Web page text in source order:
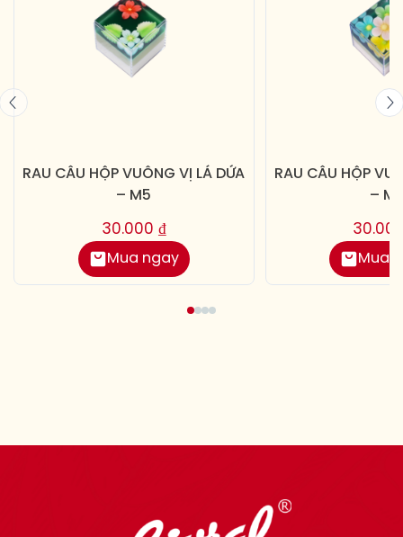
RAU CÂU HỘP VUÔNG VỊ LÁ DỨA
– M5
Mua ngay
30.000 ₫
RAU CÂU HỘP
– M1
Mua